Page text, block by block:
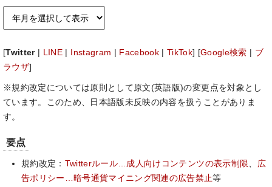
[Twitter| LINE Instagram Facebook |TikTok] [Google検索
ブ
ラウザ]
※規約改定については原則として原文(英語版)の変更点を対象とし
ています。このため、日本語版未反映の内容を扱うことがありま
す。
要点
規約改定： Twitterルール…成人向けコンテンツの表示制限
広
告ポリシー…暗号通貨マイニング関連の広告禁止等